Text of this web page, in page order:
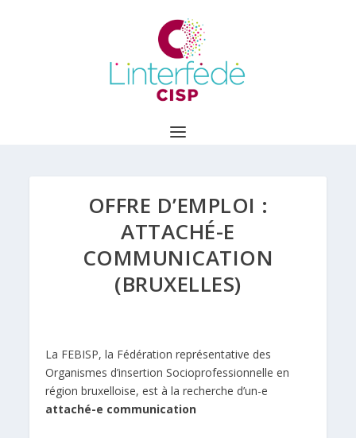
OFFRE D’EMPLOI :
ATTACHÉ-E
COMMUNICATION
(BRUXELLES)
La FEBISP, la Fédération représentative des
Organismes d’insertion Socioprofessionnelle en
région bruxelloise, est à la recherche d’un-e
attaché-e communication